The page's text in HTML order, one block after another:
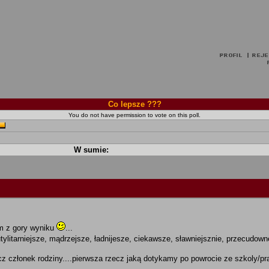
Co lepsze ???
You do not have permission to vote on this poll.
W sumie:
z gory wyniku
...
mądrzejsze, ładnijesze, ciekawsze, sławniejsznie,
członek rodziny....pierwsza rzecz jaką dotykamy po powrocie ze szkoly/